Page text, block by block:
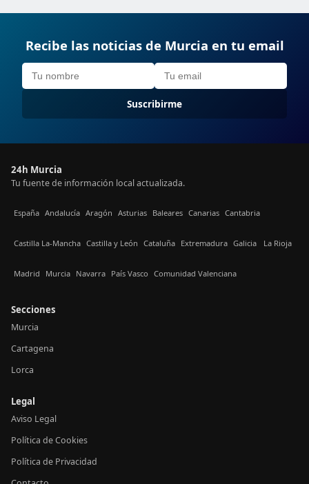
Recibe las noticias de Murcia en tu email
Suscribirme
24h Murcia
Tu fuente de información local actualizada.
España Andalucía Aragón Asturias Baleares Canarias Cantabria
Castilla La-Mancha Castilla y León Cataluña Extremadura Galicia La Rioja
Madrid Murcia Navarra País Vasco Comunidad Valenciana
Secciones
Murcia
Cartagena
Lorca
Legal
Aviso Legal
Política de Cookies
Política de Privacidad